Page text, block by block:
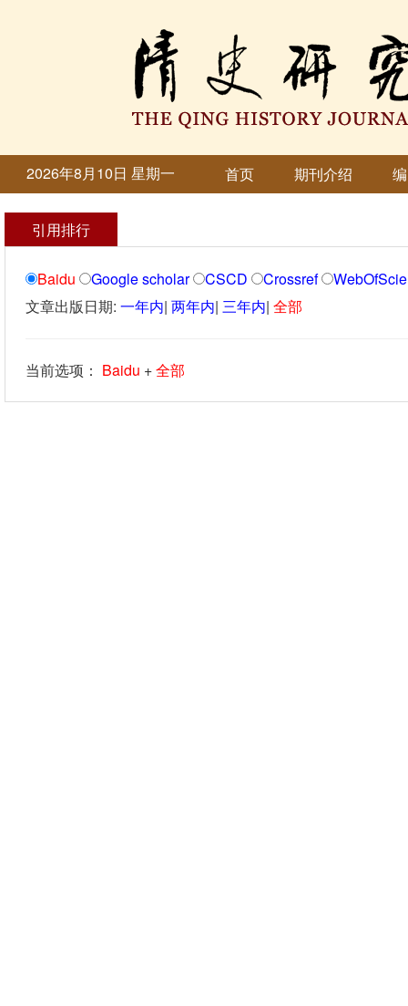
2026年8月10日 星期一 首页 期刊介绍
引用排行
Baidu Google scholar CSCD Crossref
文章出版日期: 一年内| 两年内| 三年内| 全部
当前选项： Baidu +全部